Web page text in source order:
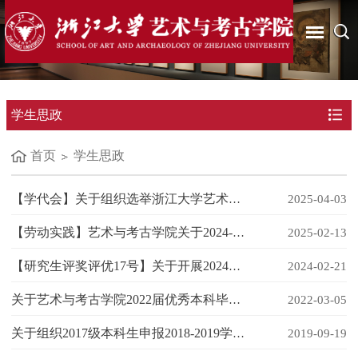
学生思政
首页 学生思政
【学代会】关于组织选举浙江大学艺术与考古学院第六次学生代表大会代表的通知 2025-04-03
【劳动实践】艺术与考古学院关于2024-2025学年春学期劳动实践岗位招募的通知 2025-02-13
【研究生评奖评优17号】关于开展2024年浙江大学毕业研究生奖学金评选的通知 2024-02-21
关于艺术与考古学院2022届优秀本科毕业生初评结果的公示 2022-03-05
关于组织2017级本科生申报2018-2019学年浙江大学学生“标兵”系列个人荣誉称号的通知 2019-09-19